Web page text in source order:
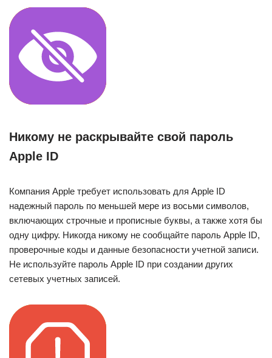
Никому не раскрывайте свой пароль
Apple ID
Компания Apple требует использовать для Apple ID
надежный пароль по меньшей мере из восьми символов,
включающих строчные и прописные буквы, а также хотя бы
одну цифру. Никогда никому не сообщайте пароль Apple ID,
проверочные коды и данные безопасности учетной записи.
Не используйте пароль Apple ID при создании других
сетевых учетных записей.